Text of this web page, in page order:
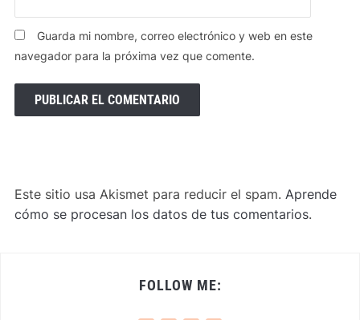
Guarda mi nombre, correo electrónico y web en este
navegador para la próxima vez que comente.
Este sitio usa Akismet para reducir el spam. Aprende
cómo se procesan los datos de tus comentarios.
FOLLOW ME: